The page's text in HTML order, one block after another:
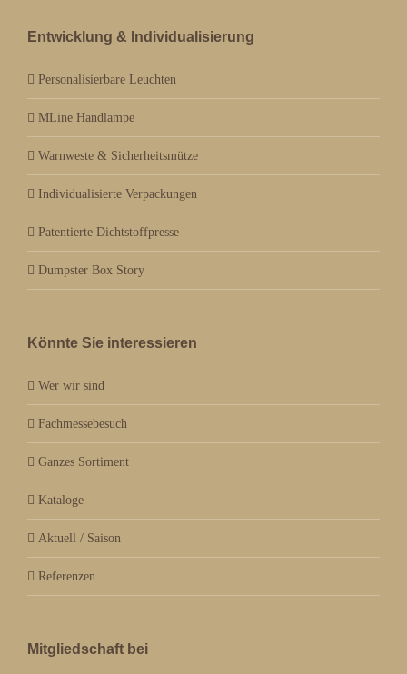
Entwicklung & Individualisierung
Personalisierbare Leuchten
MLine Handlampe
Warnweste & Sicherheitsmütze
Individualisierte Verpackungen
Patentierte Dichtstoffpresse
Dumpster Box Story
Könnte Sie interessieren
Wer wir sind
Fachmessebesuch
Ganzes Sortiment
Kataloge
Aktuell / Saison
Referenzen
Mitgliedschaft bei